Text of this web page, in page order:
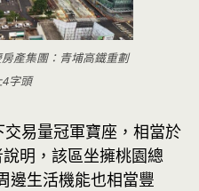
產集團：青埔高鐵重劃
字頭
易量冠軍寶座，相當於
明，該區坐擁桃園總
邊生活機能也相當豐